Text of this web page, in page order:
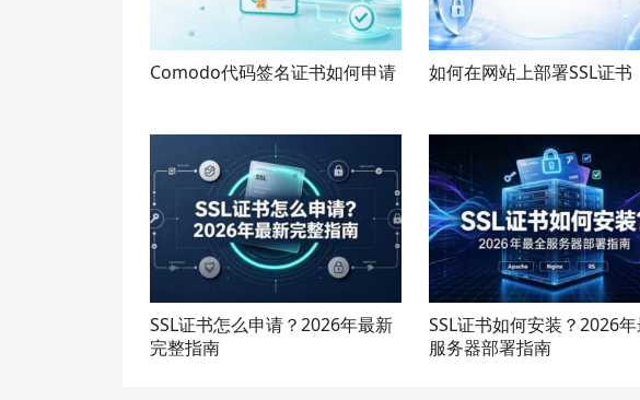
Comodo代码签名证书如何申请 如何在网站上部署SSL证书
SSL证书怎么申请？2026年最新
完整指南
SSL证书如何安装？2026
服务器部署指南